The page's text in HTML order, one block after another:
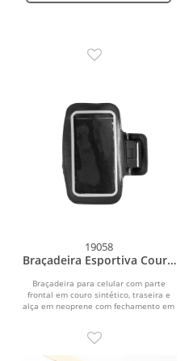
19058
Braçadeira Esportiva Couro
Braçadeira para celular com parte
frontal em couro sintético, traseira e
alça em neoprene com fechamento em